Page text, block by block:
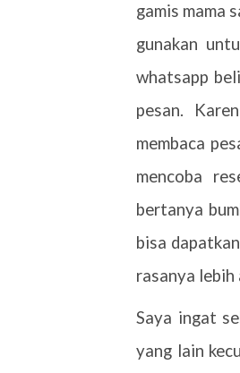
gamis mama
gunakan
whatsapp
pesan.
membaca
mencoba
bertanya
bisa
rasanya lebih
Saya ingat
yang lain